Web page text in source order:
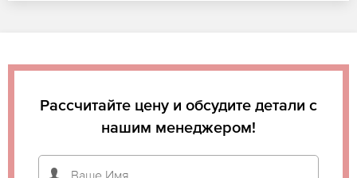
Рассчитайте цену и обсудите детали с
нашим менеджером!